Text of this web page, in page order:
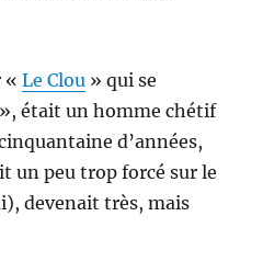
«Le Clou » qui se
était un homme chétif
d’années,
un peu trop forcé sur le
devenait très, mais